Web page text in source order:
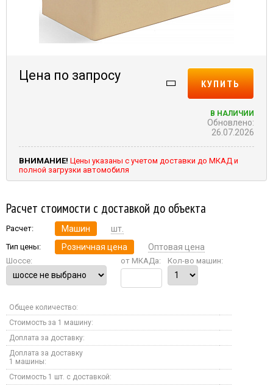
Цена по запросу
КУПИТЬ
В НАЛИЧИИ
Обновлено:
26.07.2026
ВНИМАНИЕ! Цены указаны с учетом доставки до МКАД и
полной загрузки автомобиля
Расчет стоимости с доставкой до объекта
Расчет: Машин шт.
Тип цены: Розничная цена Оптовая цена
Шоссе: от МКАДа: Кол-во машин:
Общее количество:
Стоимость за 1 машину:
Доплата за доставку:
Доплата за доставку
1 машины:
Стоимость 1 шт. с доставкой: